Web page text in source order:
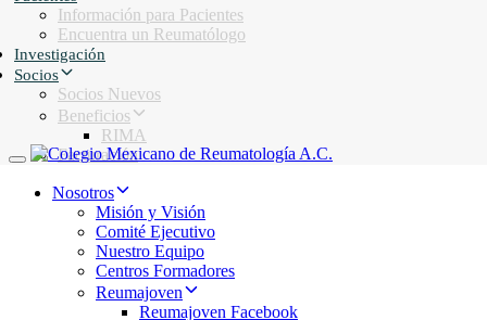
Información para Pacientes
Encuentra un Reumatólogo
Investigación
Socios
Socios Nuevos
Beneficios
RIMA
Facturación
Toggle navigation
Nosotros
Misión y Visión
Comité Ejecutivo
Nuestro Equipo
Centros Formadores
Reumajoven
Reumajoven Facebook